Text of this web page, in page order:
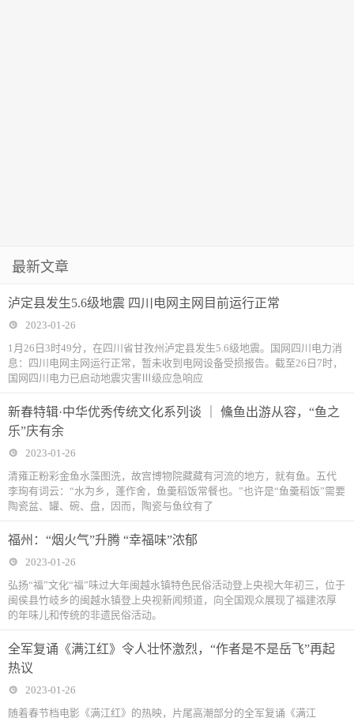
最新文章
泸定县发生5.6级地震 四川电网主网目前运行正常
2023-01-26
1月26日3时49分，在四川省甘孜州泸定县发生5.6级地震。国网四川电力消
息：四川电网主网运行正常，暂未收到电网设备受损报告。截至26日7时，
国网四川电力已启动地震灾害Ⅲ级应急响应
新春特辑·中华优秀传统文化系列谈 ｜ 儵鱼出游从容，“鱼之
乐”庆有余
2023-01-26
清雍正粉彩金鱼水藻图洗，故宫博物院藏藏有河流的地方，就有鱼。五代
李珣有词云：“水为乡，蓬作舍，鱼羹稻饭常餐也。”也许是“鱼羹稻饭”需要
陶瓷盆、罐、碗、盘，因而，陶瓷与鱼纹有了
福州：“烟火气”升腾 “幸福味”浓郁
2023-01-26
弘扬“福”文化“福”味过大年闽越水镇特色民俗活动登上央视大年初三，位于
闽侯县竹岐乡的闽越水镇登上央视新闻频道，向全国观众展现了福建浓厚
的年味儿和传统的非遗民俗活动。
全军复诵《满江红》令人壮怀激烈，“作者是不是岳飞”再起
热议
2023-01-26
随着春节档电影《满江红》的热映，片尾高潮部分的全军复诵《满江